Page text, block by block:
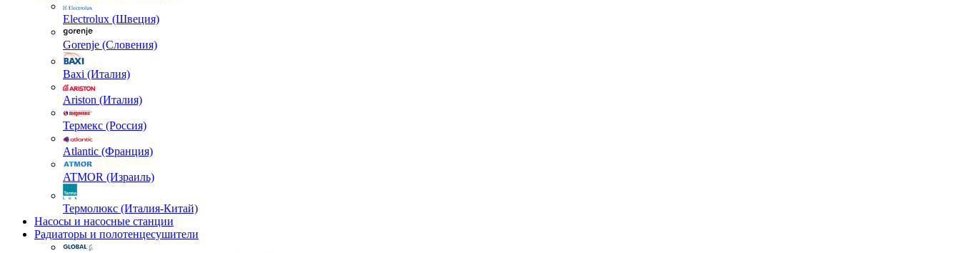
Electrolux (Швеция)
Gorenje (Словения)
Baxi (Италия)
Ariston (Италия)
Термекс (Россия)
Atlantic (Франция)
ATMOR (Израиль)
Термолюкс (Италия-Китай)
Насосы и насосные станции
Радиаторы и полотенцесушители